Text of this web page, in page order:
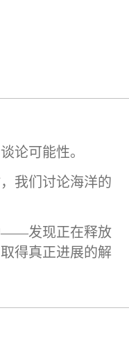
论可能性。
我们讨论海洋的
——发现正在释放
得真正进展的解